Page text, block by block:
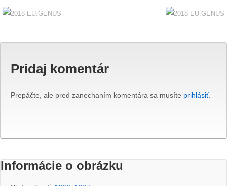
Pridaj komentár
Prepáčte, ale pred zanechaním komentára sa musíte prihlásiť.
Informácie o obrázku